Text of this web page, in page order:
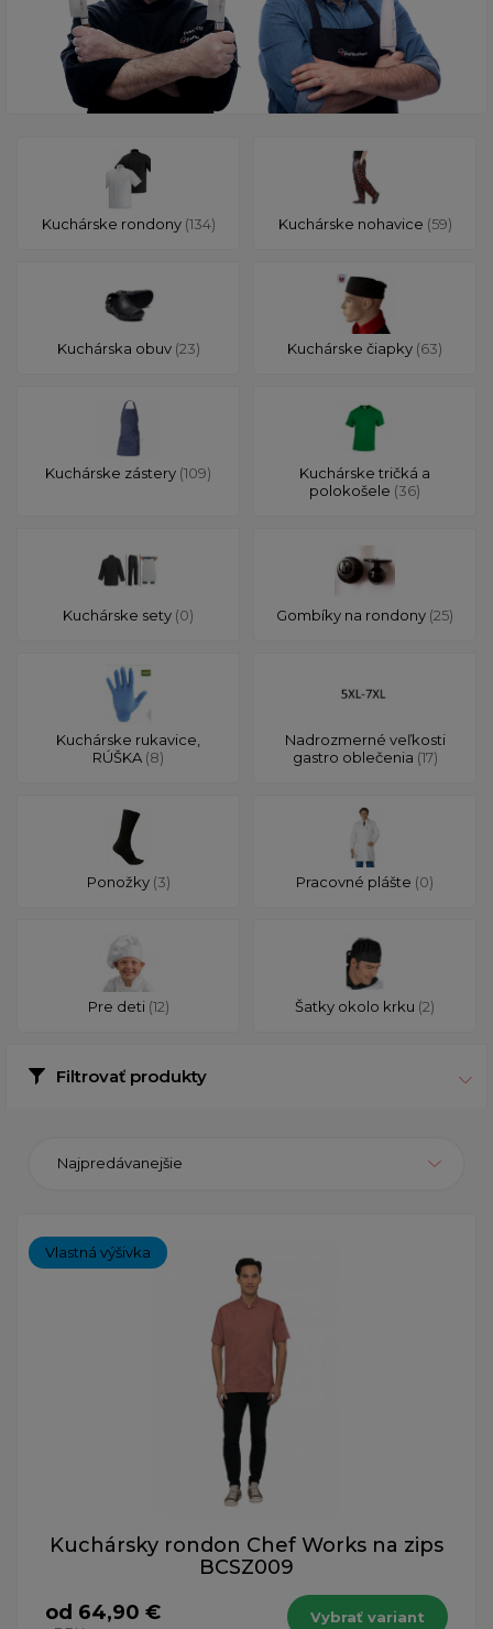
Kuchárske rondony (134) Kuchárske nohavice (59)
Kuchárska obuv (23) Kuchárske čiapky (63)
Kuchárske zástery (109)
Kuchárske tričká a
polokošele (36)
Kuchárske sety (0) Gombíky na rondony (25)
Kuchárske rukavice,
RÚŠKA (8)
Nadrozmerné veľkosti
gastro oblečenia (17)
Ponožky (3) Pracovné plášte (0)
Pre deti (12) Šatky okolo krku (2)
Filtrovať produkty
Najpredávanejšie
Vlastná výšivka
Kuchársky rondon Chef Works na zips
BCSZ009
od 64,90 €
Vybrať variant